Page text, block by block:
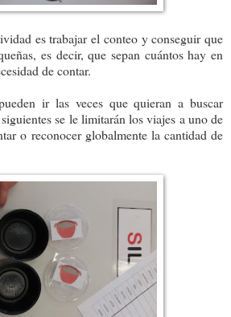
es trabajar el conteo y conseguir que
es decir, que sepan cuántos hay en
de contar.
ir las veces que quieran a buscar
se le limitarán los viajes a uno de
o reconocer globalmente la cantidad de